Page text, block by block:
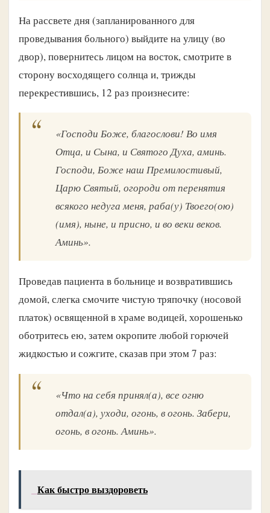
На рассвете дня (запланированного для
проведывания больного) выйдите на улицу (во
двор), повернитесь лицом на восток, смотрите в
сторону восходящего солнца и, трижды
перекрестившись, 12 раз произнесите:
«Господи Боже, благослови! Во имя
Отца, и Сына, и Святого Духа, аминь.
Господи, Боже наш Премилостивый,
Царю Святый, огороди от перенятия
всякого недуга меня, раба(у) Твоего(ою)
(имя), ныне, и присно, и во веки веков.
Аминь».
Проведав пациента в больнице и возвратившись
домой, слегка смочите чистую тряпочку (носовой
платок) освященной в храме водицей, хорошенько
оботритесь ею, затем окропите любой горючей
жидкостью и сожгите, сказав при этом 7 раз:
«Что на себя принял(а), все огню
отдал(а), уходи, огонь, в огонь. Забери,
огонь, в огонь. Аминь».
Как быстро выздороветь